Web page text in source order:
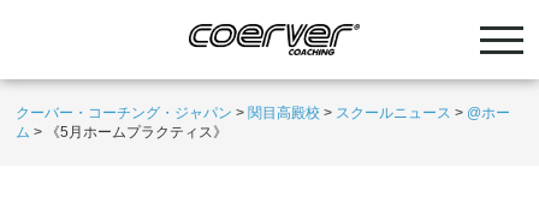
クーバー・コーチング・ジャパン > 関目高殿校 > スクールニュース > @ホー
ム > 《5月ホームプラクティス》